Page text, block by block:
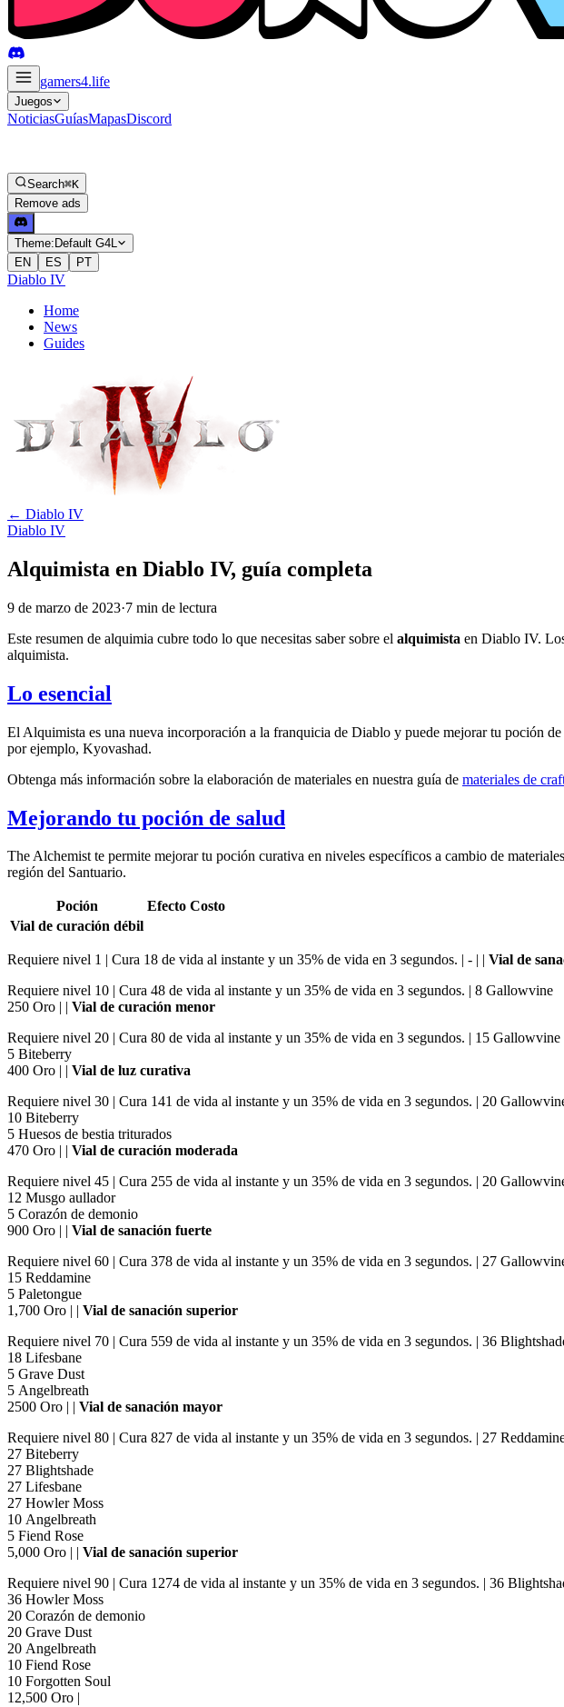
gamers4.life
Juegos
NoticiasGuíasMapasDiscord
Search⌘K
Remove ads
Theme: Default G4L
EN
ES PT
Diablo IV
Home
News
Guides
← Diablo IV
Diablo IV
Alquimista en Diablo IV, guía completa
9 de marzo de 2023·7 min de lectura
Este resumen de alquimia cubre todo lo que necesitas saber sobre el alquimista en Diablo IV.
alquimista.
Lo esencial
El Alquimista es una nueva incorporación a la franquicia de Diablo y puede mejorar tu poción
por ejemplo, Kyovashad.
Obtenga más información sobre la elaboración de materiales en nuestra guía de materiales de
Mejorando tu poción de salud
The Alchemist te permite mejorar tu poción curativa en niveles específicos a cambio de
región del Santuario.
Poción Efecto Costo
Vial de curación débil
Requiere nivel 1 | Cura 18 de vida al instante y un 35% de vida en 3 segundos. | - | | Vial de
Requiere nivel 10 | Cura 48 de vida al instante y un 35% de vida en 3 segundos. | 8 Gallowvine
250 Oro | | Vial de curación menor
Requiere nivel 20 | Cura 80 de vida al instante y un 35% de vida en 3 segundos. | 15 Gallowvine
5 Biteberry
400 Oro | | Vial de luz curativa
Requiere nivel 30 | Cura 141 de vida al instante y un 35% de vida en 3 segundos. | 20
10 Biteberry
5 Huesos de bestia triturados
470 Oro | | Vial de curación moderada
Requiere nivel 45 | Cura 255 de vida al instante y un 35% de vida en 3 segundos. | 20
12 Musgo aullador
5 Corazón de demonio
900 Oro | | Vial de sanación fuerte
Requiere nivel 60 | Cura 378 de vida al instante y un 35% de vida en 3 segundos. | 27
15 Reddamine
5 Paletongue
1,700 Oro | | Vial de sanación superior
Requiere nivel 70 | Cura 559 de vida al instante y un 35% de vida en 3 segundos. | 36
18 Lifesbane
5 Grave Dust
5 Angelbreath
2500 Oro | | Vial de sanación mayor
Requiere nivel 80 | Cura 827 de vida al instante y un 35% de vida en 3 segundos. | 27
27 Biteberry
27 Blightshade
27 Lifesbane
27 Howler Moss
10 Angelbreath
5 Fiend Rose
5,000 Oro | | Vial de sanación superior
Requiere nivel 90 | Cura 1274 de vida al instante y un 35% de vida en 3 segundos. | 36
36 Howler Moss
20 Corazón de demonio
20 Grave Dust
20 Angelbreath
10 Fiend Rose
10 Forgotten Soul
12,500 Oro |